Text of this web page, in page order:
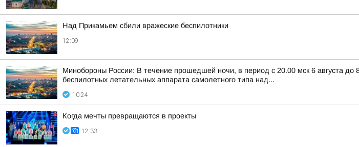
Над Прикамьем сбили вражеские беспилотники
12:09
Минобороны России: В течение прошедшей ночи, в период с 20.00 мск 6 августа
беспилотных летательных аппарата самолетного типа над...
10:24
Когда мечты превращаются в проекты
12:33